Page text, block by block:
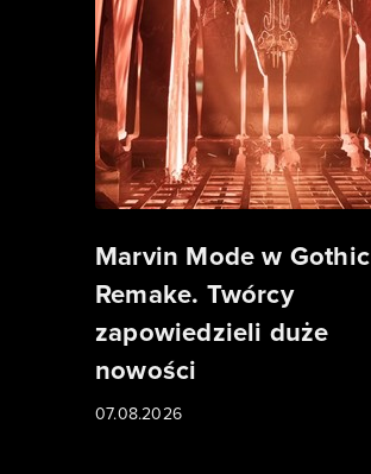
Marvin Mode w Gothic
Remake. Twórcy
zapowiedzieli duże
nowości
07.08.2026